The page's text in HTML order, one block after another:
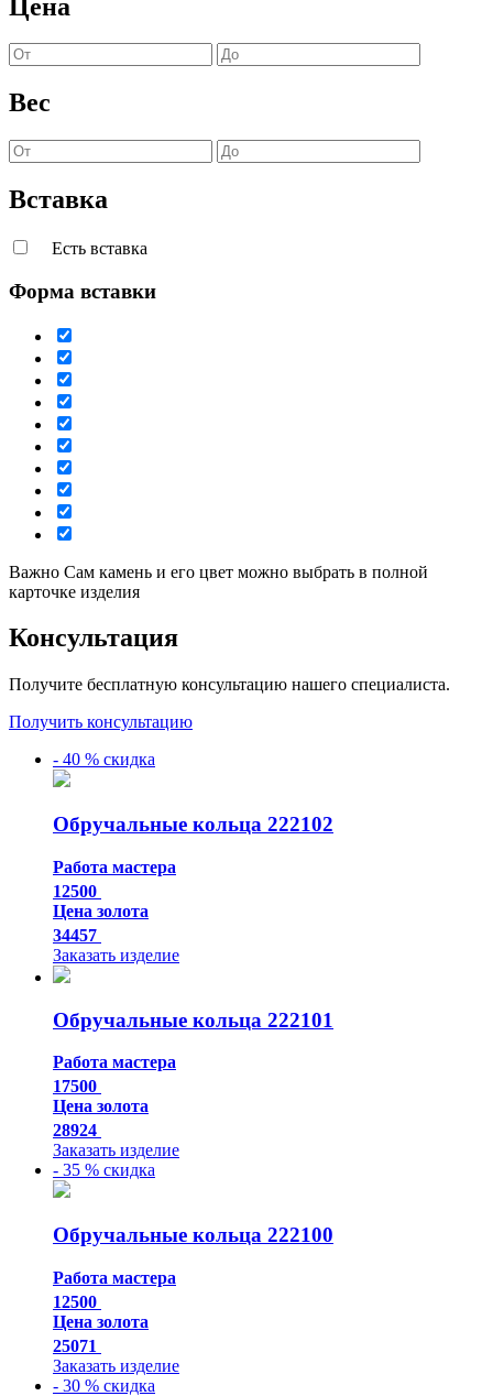
Цена
Вес
Вставка
Есть вставка
Форма вставки
Важно Сам камень и его цвет можно выбрать в полной
карточке изделия
Консультация
Получите бесплатную консультацию нашего специалиста.
Получить консультацию
- 40 % скидка
Обручальные кольца 222102
Работа мастера
12500
Цена золота
34457
Заказать изделие
Обручальные кольца 222101
Работа мастера
17500
Цена золота
28924
Заказать изделие
- 35 % скидка
Обручальные кольца 222100
Работа мастера
12500
Цена золота
25071
Заказать изделие
- 30 % скидка